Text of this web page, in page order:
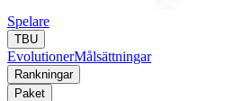
Spelare
TBU
EvolutionerMålsättningar
Rankningar
Paket